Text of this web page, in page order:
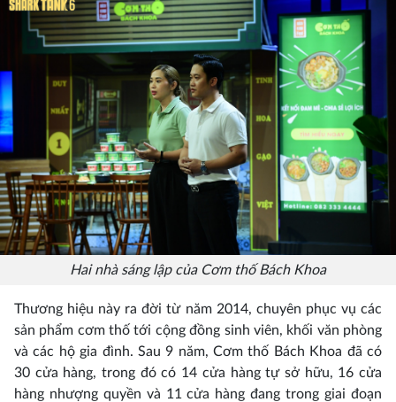
Hai nhà sáng lập của Cơm thố Bách Khoa
Thương hiệu này ra đời từ năm 2014, chuyên phục vụ các
sản phẩm cơm thố tới cộng đồng sinh viên, khối văn phòng
và các hộ gia đình. Sau 9 năm, Cơm thố Bách Khoa đã có
30 cửa hàng, trong đó có 14 cửa hàng tự sở hữu, 16 cửa
hàng nhượng quyền và 11 cửa hàng đang trong giai đoạn